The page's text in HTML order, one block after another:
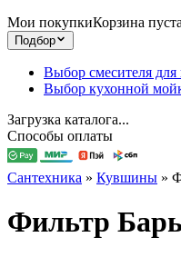
Мои покупкиКорзина пуста
Подбор
Выбор смесителя для
Выбор кухонной
Загрузка каталога...
Способы оплаты
Сантехника » Кувшины »
Фильтр